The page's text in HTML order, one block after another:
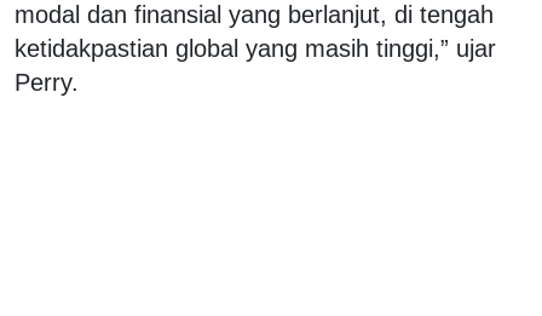
modal dan finansial yang berlanjut, di tengah
ketidakpastian global yang masih tinggi,” ujar
Perry.